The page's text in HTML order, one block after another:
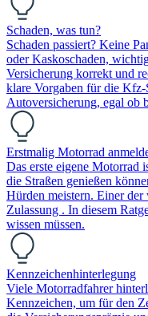
Schaden, was tun?
Schaden passiert? Keine
oder Kaskoschaden,
Versicherung korrekt und
klare Vorgaben für die Kfz-
Autoversicherung, egal
Erstmalig Motorrad
Das erste eigene Motorrad
die Straßen genießen
Hürden meistern. Einer der
Zulassung . In diesem
wissen müssen.
Kennzeichenhinterlegung
Viele Motorradfahrer
Kennzeichen, um für den